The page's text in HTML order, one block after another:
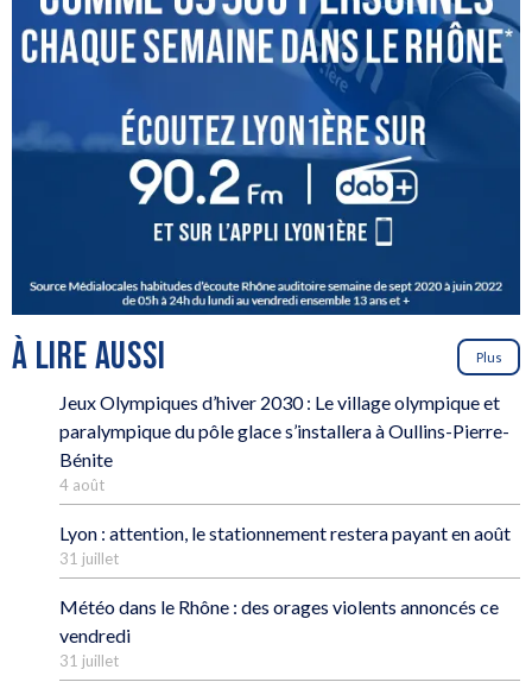
À LIRE AUSSI Plus
Jeux Olympiques d’hiver 2030 : Le village olympique et
paralympique du pôle glace s’installera à Oullins-Pierre-
Bénite
4 août
Lyon : attention, le stationnement restera payant en août
31 juillet
Météo dans le Rhône : des orages violents annoncés ce
vendredi
31 juillet